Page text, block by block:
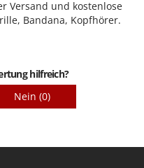
Versand und kostenlose
Bandana, Kopfhörer.
hilfreich?
Nein (0)